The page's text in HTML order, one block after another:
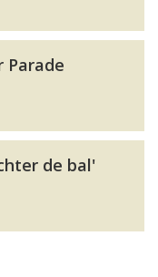
Parade
de bal'